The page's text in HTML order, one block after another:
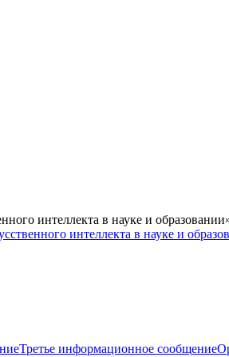
интеллекта в науке и
интеллекта в науке и
Третье информационное сообщение